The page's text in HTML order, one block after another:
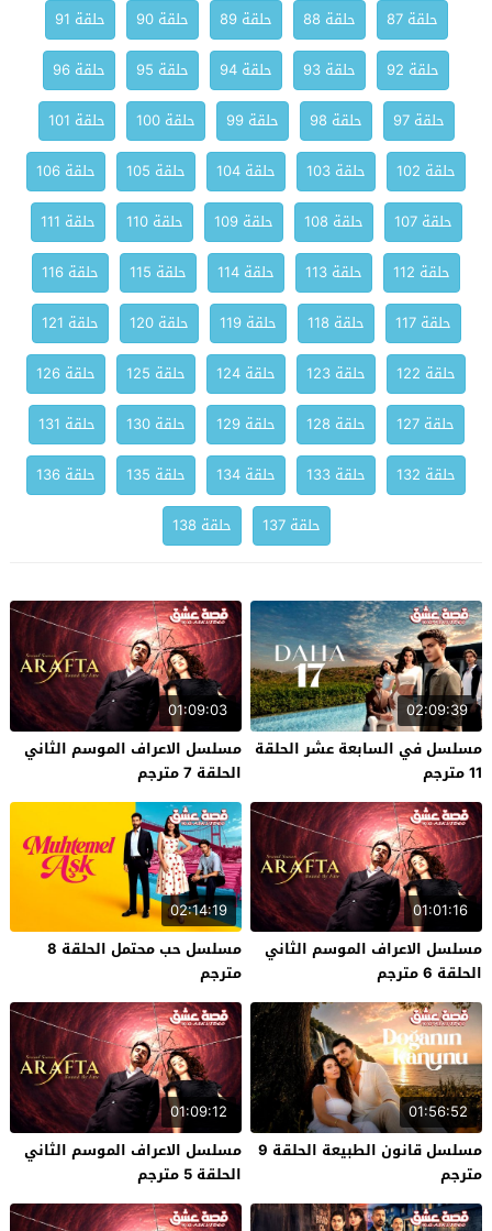
حلقة 87 حلقة 88 حلقة 89 حلقة 90
حلقة 91
حلقة 92
حلقة 93 حلقة 94 حلقة 95
حلقة 96
حلقة 97
حلقة 98 حلقة 99 حلقة 100
حلقة 101
حلقة 102
حلقة 103 حلقة 104 حلقة 105
حلقة 106
حلقة 107
حلقة 108 حلقة 109 حلقة 110
حلقة 111
حلقة 112
حلقة 113 حلقة 114 حلقة 115
حلقة 116
حلقة 117
حلقة 118 حلقة 119 حلقة 120
حلقة 121
حلقة 122
حلقة 123 حلقة 124 حلقة 125
حلقة 126
حلقة 127
حلقة 128 حلقة 129 حلقة 130
حلقة 131
حلقة 132
حلقة 133 حلقة 134 حلقة 135
حلقة 136
حلقة 137
حلقة 138
02:09:39
مسلسل في السابعة عشر الحلقة
11 مترجم
01:09:03
مسلسل الاعراف الموسم الثاني
الحلقة 7 مترجم
01:01:16
مسلسل الاعراف الموسم الثاني
الحلقة 6 مترجم
02:14:19
مسلسل حب محتمل الحلقة 8
مترجم
01:56:52
مسلسل قانون الطبيعة الحلقة 9
مترجم
01:09:12
مسلسل الاعراف الموسم الثاني
الحلقة 5 مترجم